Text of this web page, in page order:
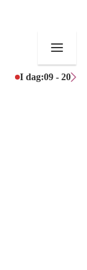
I dag:09 - 20